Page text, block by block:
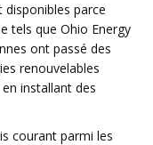
parce
tels que Ohio Energy
ont passé des
renouvelables
installant des
courant parmi les